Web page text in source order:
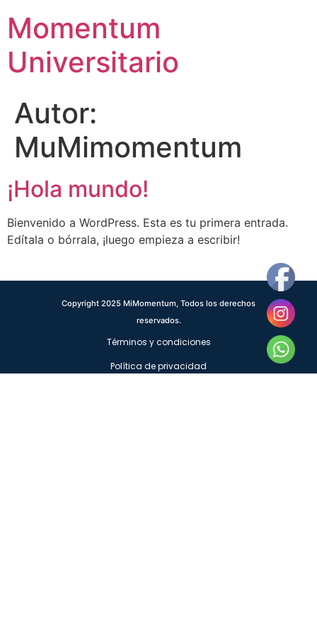
Momentum
Universitario
Autor:
MuMimomentum
¡Hola mundo!
Bienvenido a WordPress. Esta es tu primera entrada.
Edítala o bórrala, ¡luego empieza a escribir!
Copyright 2025 MiMomentum, Todos los derechos
reservados.
Términos y condiciones
Política de privacidad